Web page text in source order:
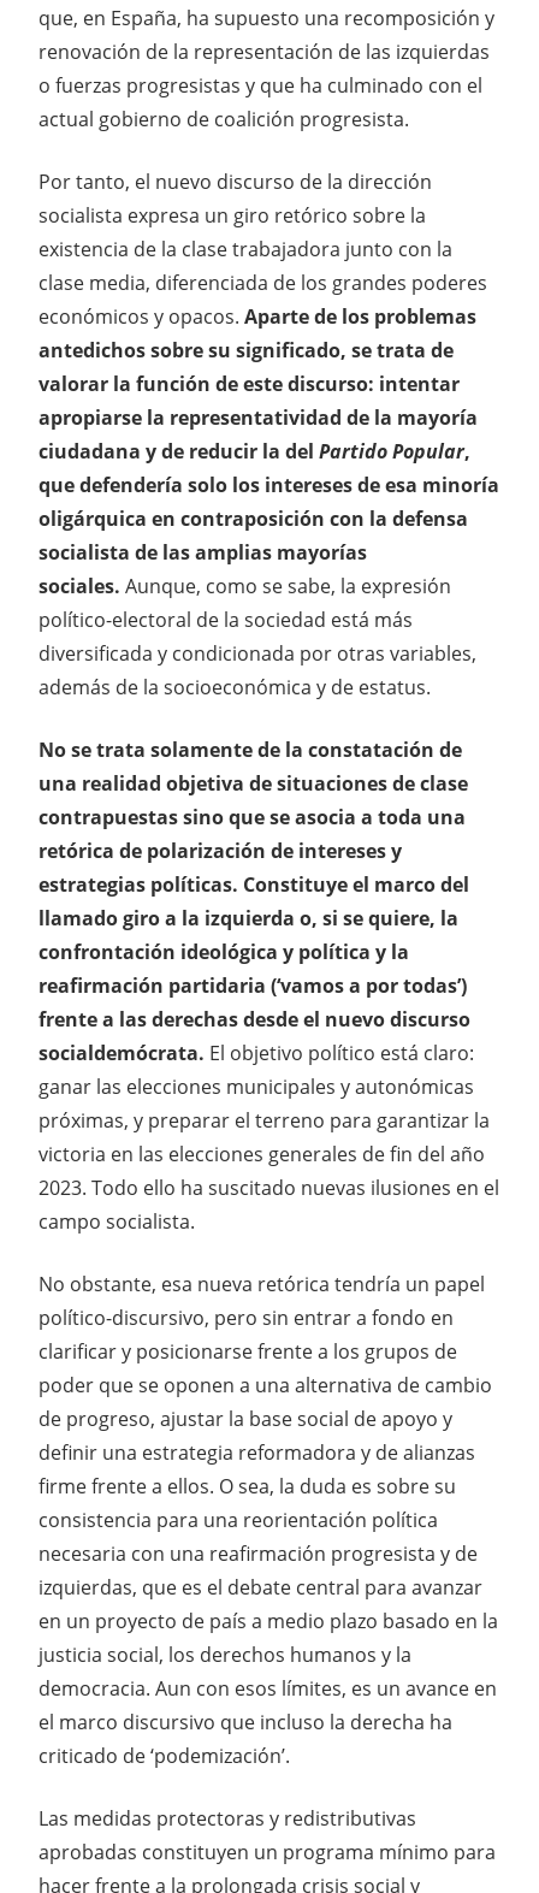
que, en España, ha supuesto una recomposición y
renovación de la representación de las izquierdas
o fuerzas progresistas y que ha culminado con el
actual gobierno de coalición progresista.
Por tanto, el nuevo discurso de la dirección
socialista expresa un giro retórico sobre la
existencia de la clase trabajadora junto con la
clase media, diferenciada de los grandes poderes
económicos y opacos. Aparte de los problemas
antedichos sobre su significado, se trata de
valorar la función de este discurso: intentar
apropiarse la representatividad de la mayoría
ciudadana y de reducir la del Partido Popular,
que defendería solo los intereses de esa minoría
oligárquica en contraposición con la defensa
socialista de las amplias mayorías
sociales. Aunque, como se sabe, la expresión
político-electoral de la sociedad está más
diversificada y condicionada por otras variables,
además de la socioeconómica y de estatus.
No se trata solamente de la constatación de
una realidad objetiva de situaciones de clase
contrapuestas sino que se asocia a toda una
retórica de polarización de intereses y
estrategias políticas. Constituye el marco del
llamado giro a la izquierda o, si se quiere, la
confrontación ideológica y política y la
reafirmación partidaria (‘vamos a por todas’)
frente a las derechas desde el nuevo discurso
socialdemócrata. El objetivo político está claro:
ganar las elecciones municipales y autonómicas
próximas, y preparar el terreno para garantizar la
victoria en las elecciones generales de fin del año
2023. Todo ello ha suscitado nuevas ilusiones en el
campo socialista.
No obstante, esa nueva retórica tendría un papel
político-discursivo, pero sin entrar a fondo en
clarificar y posicionarse frente a los grupos de
poder que se oponen a una alternativa de cambio
de progreso, ajustar la base social de apoyo y
definir una estrategia reformadora y de alianzas
firme frente a ellos. O sea, la duda es sobre su
consistencia para una reorientación política
necesaria con una reafirmación progresista y de
izquierdas, que es el debate central para avanzar
en un proyecto de país a medio plazo basado en la
justicia social, los derechos humanos y la
democracia. Aun con esos límites, es un avance en
el marco discursivo que incluso la derecha ha
criticado de ‘podemización’.
Las medidas protectoras y redistributivas
aprobadas constituyen un programa mínimo para
hacer frente a la prolongada crisis social y